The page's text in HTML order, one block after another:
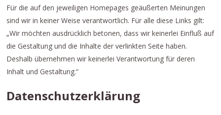
Für die auf den jeweiligen Homepages geäußerten Meinungen
sind wir in keiner Weise verantwortlich. Für alle diese Links gilt:
„Wir möchten ausdrücklich betonen, dass wir keinerlei Einfluß auf
die Gestaltung und die Inhalte der verlinkten Seite haben.
Deshalb übernehmen wir keinerlei Verantwortung für deren
Inhalt und Gestaltung.“
Datenschutzerklärung